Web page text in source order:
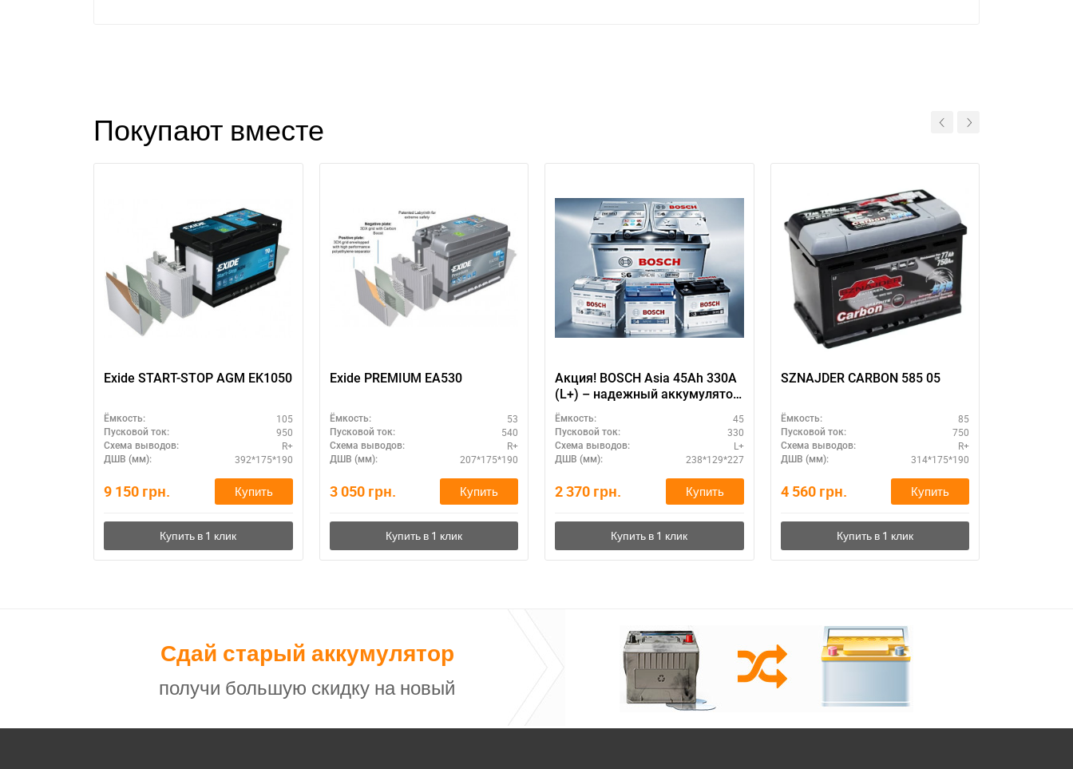
Покупают вместе
Exide START-STOP AGM EK1050
Ёмкость: 105
Пусковой ток: 950
Схема выводов: R+
ДШВ (мм): 392*175*190
9 150 грн. Купить
Exide PREMIUM EA530
Ёмкость: 53
Пусковой ток: 540
Схема выводов: R+
ДШВ (мм): 207*175*190
3 050 грн. Купить
Акция! BOSCH Asia 45Ah 330A
(L+) – надежный аккумулятор
с прямой полярностью
Ёмкость: 45
Пусковой ток: 330
Схема выводов: L+
ДШВ (мм): 238*129*227
2 370 грн. Купить
SZNAJDER CARBON 585 05
Ёмкость: 85
Пусковой ток: 750
Схема выводов: R+
ДШВ (мм): 314*175*190
4 560 грн. Купить
Сдай старый аккумулятор
получи большую скидку на новый